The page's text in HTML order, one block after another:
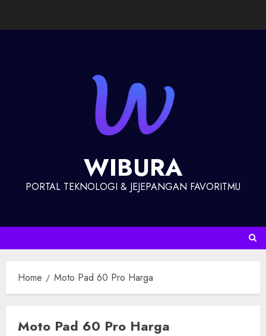
WIBURA
PORTAL TEKNOLOGI & JEJEPANGAN FAVORITMU
Home Moto Pad 60 Pro Harga
Moto Pad 60 Pro Harga